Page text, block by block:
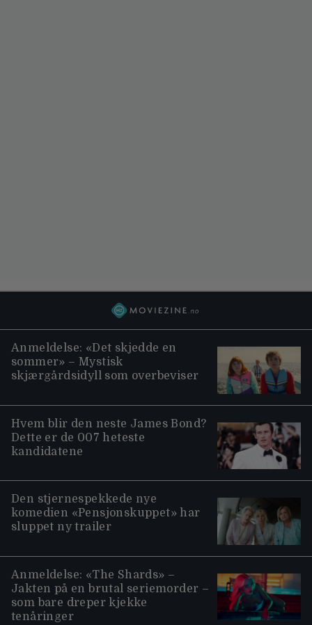
Anmeldelse: «Det skjedde en
sommer» – Mystisk
skjærgårdsidyll som overbeviser
Hvem blir den neste James Bond?
Dette er de 007 heteste
kandidatene
Den stjernespekkede nye
komedien «Pensjonskuppet» har
sluppet ny trailer
Anmeldelse: «The Shards» –
Jakten på en brutal seriemorder –
som bare dreper kjekke
tenåringer